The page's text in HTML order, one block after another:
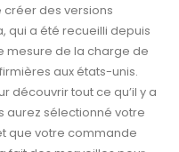
des versions
qui a été recueilli depuis
mesure de la charge de
aux états-unis.
découvrir tout ce qu’il y a
aurez sélectionné votre
que votre commande